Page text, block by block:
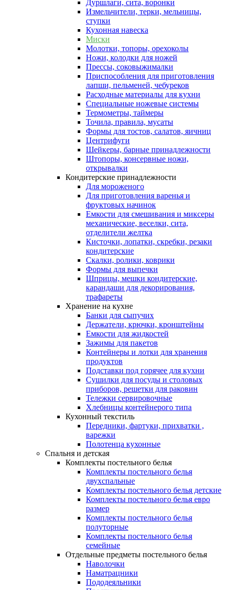
Дуршлаги, сита, воронки
Измельчители, терки, мельницы,
ступки
Кухонная навеска
Миски
Молотки, топоры, орехоколы
Ножи, колодки для ножей
Прессы, соковыжималки
Приспособления для приготовления
лапши, пельменей, чебуреков
Расходные материалы для кухни
Специальные ножевые системы
Термометры, таймеры
Точила, правила, мусаты
Формы для тостов, салатов, яичниц
Центрифуги
Шейкеры, барные принадлежности
Штопоры, консервные ножи,
открывалки
Кондитерские принадлежности
Для мороженого
Для приготовления варенья и
фруктовых начинок
Емкости для смешивания и миксеры
механические, веселки, сита,
отделители желтка
Кисточки, лопатки, скребки, резаки
кондитерские
Скалки, ролики, коврики
Формы для выпечки
Шприцы, мешки кондитерские,
карандаши для декорирования,
трафареты
Хранение на кухне
Банки для сыпучих
Держатели, крючки, кронштейны
Емкости для жидкостей
Зажимы для пакетов
Контейнеры и лотки для хранения
продуктов
Подставки под горячее для кухни
Сушилки для посуды и столовых
приборов, решетки для раковин
Тележки сервировочные
Хлебницы контейнерого типа
Кухонный текстиль
Передники, фартуки, прихватки ,
варежки
Полотенца кухонные
Спальня и детская
Комплекты постельного белья
Комплекты постельного белья
двухспальные
Комплекты постельного белья детские
Комплекты постельного белья евро
размер
Комплекты постельного белья
полуторные
Комплекты постельного белья
семейные
Отдельные предметы постельного белья
Наволочки
Наматрацники
Пододеяльники